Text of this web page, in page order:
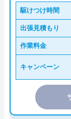
駆けつけ時間
出張見積もり
作業料金
キャンペーン